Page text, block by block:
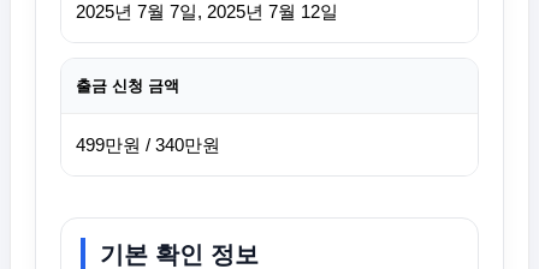
2025년 7월 7일, 2025년 7월 12일
출금 신청 금액
499만원 / 340만원
기본 확인 정보